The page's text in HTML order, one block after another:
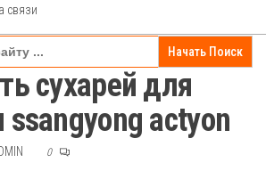
связи
сухарей для
ssangyong actyon
0